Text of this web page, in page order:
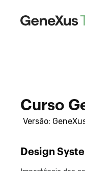
Versão:
Curso
Design